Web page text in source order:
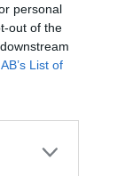
personal
out of the
List of